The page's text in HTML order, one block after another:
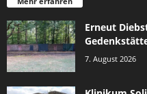
Erneut
7. August 2026